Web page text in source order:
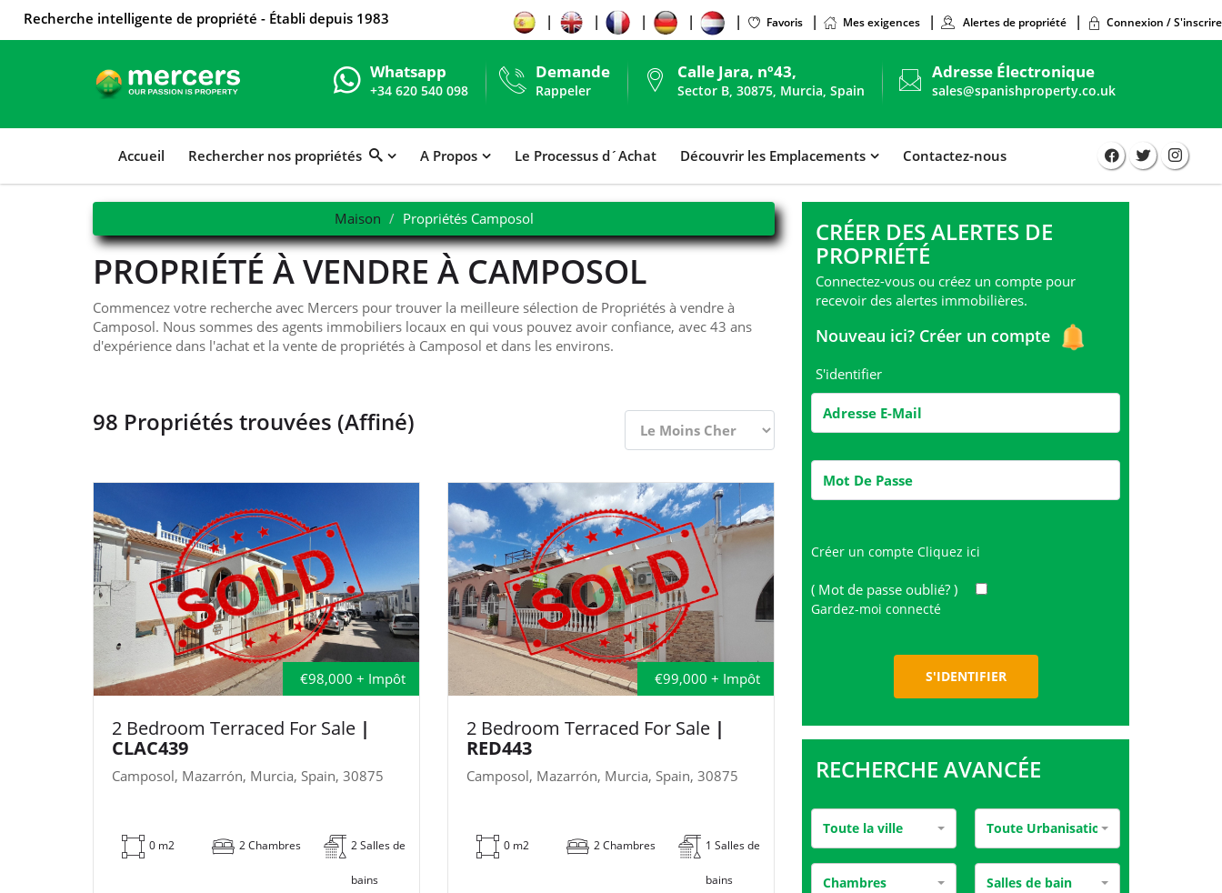
Recherche intelligente de propriété - Établi depuis 1983 Favoris Mes exigences Alertes de propriété Connexion / S'inscrire
Whatsapp
+34 620 540 098
Demande
Rappeler
Calle Jara, nº43,
Sector B, 30875, Murcia, Spain
Adresse Électronique
sales@spanishproperty.co.uk
Accueil Rechercher nos propriétés A Propos Le Processus d´Achat Découvrir les Emplacements Contactez-nous
Maison Propriétés Camposol
PROPRIÉTÉ À VENDRE À CAMPOSOL
Commencez votre recherche avec Mercers pour trouver la meilleure sélection de Propriétés à vendre à
Camposol. Nous sommes des agents immobiliers locaux en qui vous pouvez avoir confiance, avec 43 ans
d'expérience dans l'achat et la vente de propriétés à Camposol et dans les environs.
98 Propriétés trouvées (Affiné)
€98,000 + Impôt
2 Bedroom Terraced For Sale |
CLAC439
Camposol, Mazarrón, Murcia, Spain, 30875
0 m2 2 Chambres 2 Salles de
bains
€99,000 + Impôt
2 Bedroom Terraced For Sale |
RED443
Camposol, Mazarrón, Murcia, Spain, 30875
0 m2 2 Chambres 1 Salles de
bains
CRÉER DES ALERTES DE
PROPRIÉTÉ
Connectez-vous ou créez un compte pour
recevoir des alertes immobilières.
Nouveau ici? Créer un compte
S'identifier
Créer un compte Cliquez ici
( Mot de passe oublié? )
Gardez-moi connecté
RECHERCHE AVANCÉE
Toute la ville Toute Urbanisation
Chambres Salles de bain